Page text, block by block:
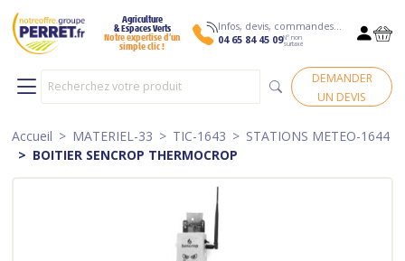
Agriculture
& Espaces Verts
Notre expertise d’un
simple clic !
Infos, devis, commandes…
04 65 84 45 09N° non
surtaxé
DEMANDER
UN DEVIS
Accueil MATERIEL-33 TIC-1643
STATIONS METEO-1644
BOITIER SENCROP THERMOCROP